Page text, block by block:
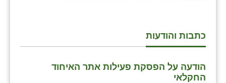
כתבות והודעות
הודעה על הפסקת פעילות אתר האיחוד
החקלאי